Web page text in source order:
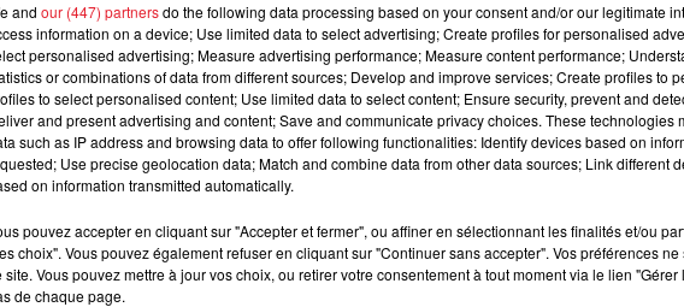
II (6am)
Omah
&
Siaka & Dr. Yaro - Les
Limites
Kore & Zamdane -
Dalí
and our (447) partnersdo the following data processing based on your consent and/or our legitimate
information on a device; Use limited data to select advertising; Create profiles for personalised
personalised advertising; Measure advertising performance; Measure content performance;
or combinations of data from different sources; Develop and improve services; Create profiles to
to select personalised content; Use limited data to select content; Ensure security, prevent and
and present advertising and content; Save and communicate privacy choices. These technologies
such as IP address and browsing data to offer following functionalities: Identify devices based on
Use precise geolocation data; Match and combine data from other data sources; Link different
on information transmitted automatically.
pouvez accepter en cliquant sur "Accepter et fermer", ou affiner en sélectionnant les finalités et/ou
choix". Vous pouvez également refuser en cliquant sur "Continuer sans accepter". Vos préférences
site. Vous pouvez mettre à jour vos choix, ou retirer votre consentement à tout moment via le lien
de chaque page.